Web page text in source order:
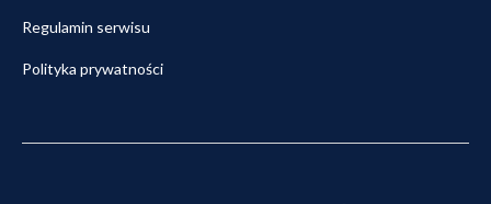
Regulamin serwisu
Polityka prywatności